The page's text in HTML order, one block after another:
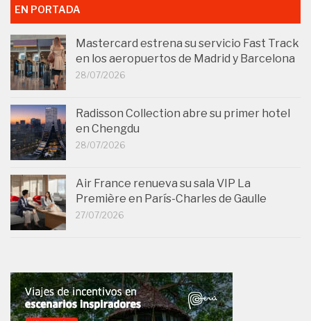
EN PORTADA
Mastercard estrena su servicio Fast Track
en los aeropuertos de Madrid y Barcelona
28/07/2026
Radisson Collection abre su primer hotel
en Chengdu
28/07/2026
Air France renueva su sala VIP La
Première en París-Charles de Gaulle
27/07/2026